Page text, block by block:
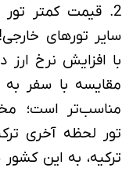
2. قیمت کمتر تور
سایر تورهای
با افزایش نرخ ارز
مقایسه با سفر به
مناسب‌تر است؛
تور لحظه آخری
ترکیه، به این